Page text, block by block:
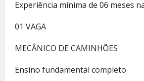
Experiência mínima de 06 meses
01 VAGA
MECÂNICO DE CAMINHÕES
Ensino fundamental completo